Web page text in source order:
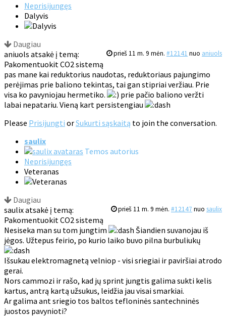
Neprisijungęs
Dalyvis
Daugiau
prieš 11 m. 9 mėn. #12141 nuo aniuols
aniuols atsakė į temą:
Pakomentuokit CO2 sistemą
pas mane kai reduktorius naudotas, reduktoriaus pajungimo
perėjimas prie baliono tekintas, tai gan stipriai veržiau. Prie
visa ko pavyniojau hermetiko.
prie pačio baliono veržti
labai nepatariu. Vieną kart persistengiau
Please Prisijungti orSukurti sąskaitą to join the conversation.
saulix
Temos autorius
Neprisijungęs
Veteranas
Daugiau
prieš 11 m. 9 mėn. #12147 nuo saulix
saulix atsakė į temą:
Pakomentuokit CO2 sistemą
Nesiseka man su tom jungtim
Šiandien suvanojau iš
jėgos. Užtepus feirio, po kurio laiko buvo pilna burbuliukų
Išsukau elektromagnetą velniop - visi sriegiai ir paviršiai atrodo
gerai.
Nors cammozi ir rašo, kad jų sprint jungtis galima sukti kelis
kartus, antrą kartą užsukus, leidžia jau visai smarkiai.
Ar galima ant sriegio tos baltos tefloninės santechninės
juostos pavynioti?